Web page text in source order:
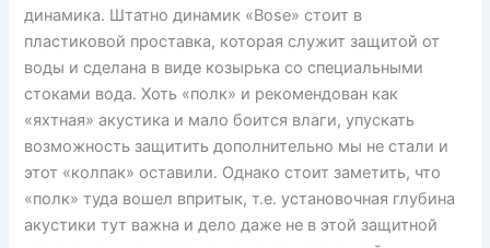
динамика. Штатно динамик «Bose» стоит в
пластиковой проставка, которая служит защитой от
воды и сделана в виде козырька со специальными
стоками вода. Хоть «полк» и рекомендован как
«яхтная» акустика и мало боится влаги, упускать
возможность защитить дополнительно мы не стали и
этот «колпак» оставили. Однако стоит заметить, что
«полк» туда вошел впритык, т.е. установочная глубина
акустики тут важна и дело даже не в этой защитной